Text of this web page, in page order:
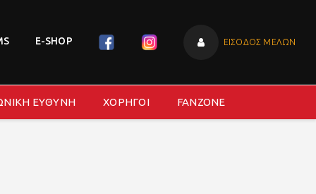
E-SHOP ΕΙΣΟΔΟΣ ΜΕΛΩΝ
ΕΥΘΥΝΗ ΧΟΡΗΓΟΙ FANZONE